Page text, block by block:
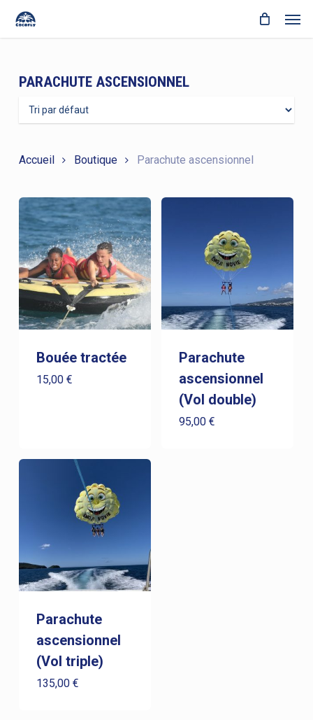
main
Cart
PARACHUTE ASCENSIONNEL
Accueil Boutique Parachute ascensionnel
Bouée tractée
15,00 €
Parachute
ascensionnel
(Vol double)
95,00€
Parachute
ascensionnel
(Vol triple)
135,00 €